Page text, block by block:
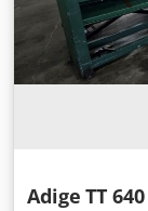
Adige TT 640